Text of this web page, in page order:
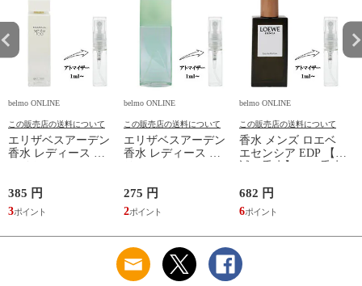
belmo ONLINE
この販売店の送料について
エリザベスアーデン
香水 レディース ホ
香水 フレグランス
少量 量り売り 香水
お試し WHITE TEA
385 円
3
belmo ONLINE
この販売店の送料について
エリザベスアーデン
香水 レディース グ
香水 フレグランス
少量 量り売り 香水
お試し GREEN TEA
ELIZABETH ARDEN
新品 未使用
275 円
2
belmo ONLINE
この販売店の送料について
香水 メンズ ロエベ
エセンシア EDP 【お
量り売り 香水 お試
し LOEWE ESENCIA
新品 未使用
682 円
6